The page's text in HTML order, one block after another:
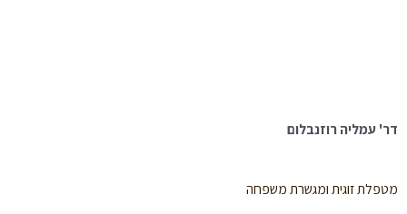
דר' עמליה רוזנבלום
מטפלת זוגית ומגשרת משפחה